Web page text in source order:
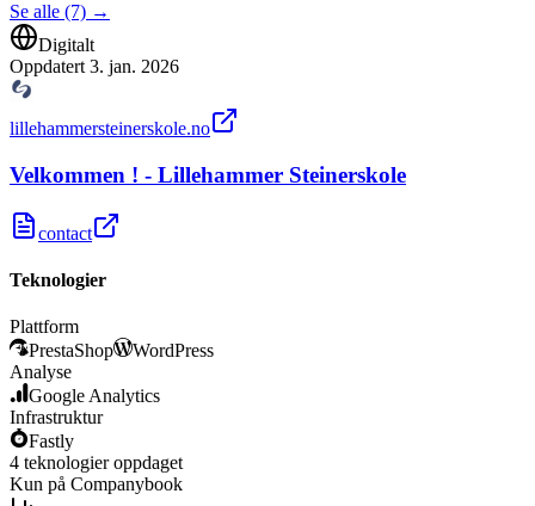
Se alle (7) →
Digitalt
Oppdatert 3. jan. 2026
lillehammersteinerskole.no
Velkommen ! - Lillehammer Steinerskole
contact
Teknologier
Plattform
PrestaShop
WordPress
Analyse
Google Analytics
Infrastruktur
Fastly
4 teknologier oppdaget
Kun på Companybook